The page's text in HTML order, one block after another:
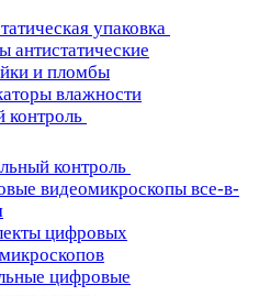
упаковка
антистатические
и пломбы
влажности
контроль
контроль
видеомикроскопы все-в-
цифровых
цифровые